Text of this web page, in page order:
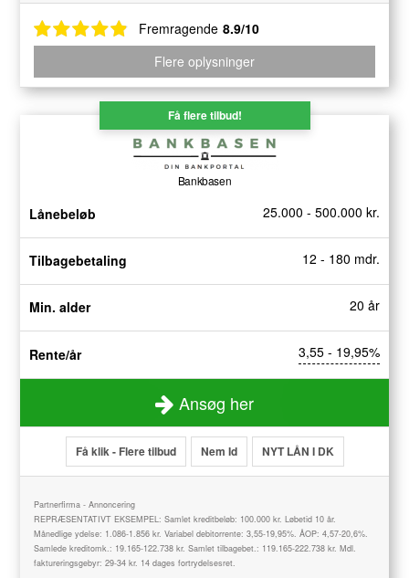
Fremragende 8.9/10
Flere oplysninger
Få flere tilbud!
Bankbasen
25.000 - 500.000 kr.
Lånebeløb
12 - 180 mdr.
Tilbagebetaling
20 år
Min. alder
3,55 - 19,95%
Rente/år
Ansøg her
Få klik - Flere tilbud Nem Id NYT LÅN I DK
Partnerfirma - Annoncering
REPRÆSENTATIVT EKSEMPEL: Samlet kreditbeløb: 100.000 kr. Løbetid 10 år.
Månedlige ydelse: 1.086-1.856 kr. Variabel debitorrente: 3,55-19,95%. ÅOP: 4,57-20,6%.
Samlede kreditomk.: 19.165-122.738 kr. Samlet tilbagebet.: 119.165-222.738 kr. Mdl.
faktureringsgebyr: 29-34 kr. 14 dages fortrydelsesret.